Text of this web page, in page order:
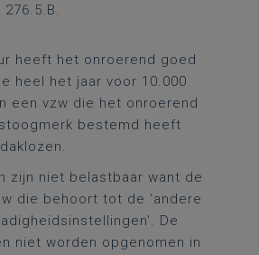
heeft het onroerend goed
heel het jaar voor 10.000
een vzw die het onroerend
bestemd heeft
zijn niet belastbaar want de
die behoort tot de ‘andere
De
niet worden opgenomen in